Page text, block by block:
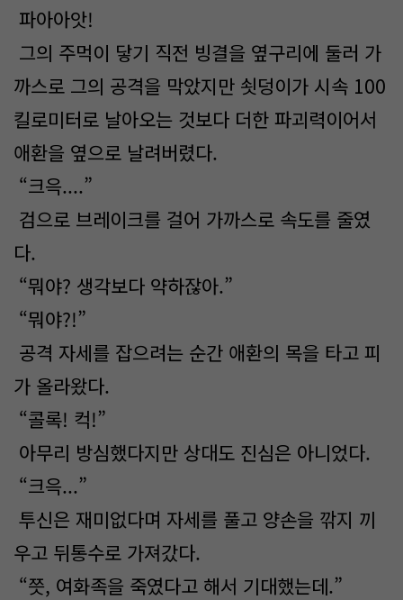
파아아앗!
그의 주먹이 닿기 직전 빙결을 옆구리에 둘러 가
까스로 그의 공격을 막았지만 쇳덩이가 시속 100
킬로미터로 날아오는 것보다 더한 파괴력이어서
애환을 옆으로 날려버렸다.
“크윽....”
검으로 브레이크를 걸어 가까스로 속도를 줄였
다.
“뭐야? 생각보다 약하잖아.”
“뭐야?!”
공격 자세를 잡으려는 순간 애환의 목을 타고 피
가 올라왔다.
“콜록! 컥!”
아무리 방심했다지만 상대도 진심은 아니었다.
“크윽...”
투신은 재미없다며 자세를 풀고 양손을 깎지 끼
우고 뒤통수로 가져갔다.
“쯧, 여화족을 죽였다고 해서 기대했는데.”